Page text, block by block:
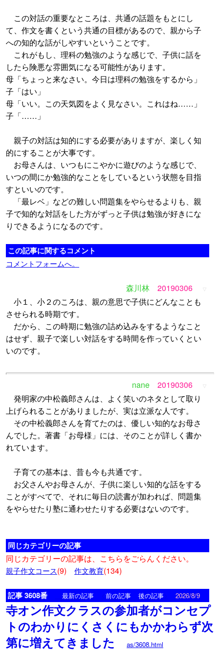
この対話の重要なところは、共通の話題をもとにし
て、作文を書くという共通の目標があるので、親から子
への知的な話がしやすいということです。
これがもし、理科の勉強のような感じで、子供に話を
したら険悪な雰囲気になる可能性があります。
母「ちょっと来なさい。今日は理科の勉強をするから」
子「はい」
母「いい。この天気図をよく見なさい。これはね……」
子「……」
親子の対話は知的にする必要がありますが、楽しく知
的にすることが大事です。
お母さんは、いつもにこやかに遊びのような感じで、
いつの間にか勉強的なことをしているという状態を目指
すといいのです。
「最レベ」などの難しい問題集をやらせるよりも、親
子で知的な対話をした方がずっと子供は勉強が好きにな
りできるようになるのです。
この記事に関するコメント
コメントフォームへ。
森川林 20190306 ▽
小１、小２のころは、親の意思で子供にどんなことも
させられる時期です。
だから、この時期に勉強の詰め込みをするようなこと
はせず、親子で楽しい対話をする時間を作っていくとい
いのです。
nane 20190306 ▽
発明家の中松義郎さんは、よく笑いのネタとして取り
上げられることがありましたが、実は立派な人です。
その中松義郎さんを育てたのは、優しい知的なお母さ
んでした。著書「お母様」には、そのことが詳しく書か
れています。
子育ての基本は、昔も今も共通です。
お父さんやお母さんが、子供に楽しい知的な話をする
ことがすべてで、それに毎日の読書が加われば、問題集
をやらせたり塾に通わせたりする必要はないのです。
同じカテゴリーの記事
同じカテゴリーの記事は、こちらをごらんください。
親子作文コース(9) 作文教育(134)
記事 3608番 最新の記事 前の記事 後の記事 2026/8/9
寺オン作文クラスの参加者がコンセプ
トのわかりにくさくにもかかわらず次
第に増えてきました
as/3608.html